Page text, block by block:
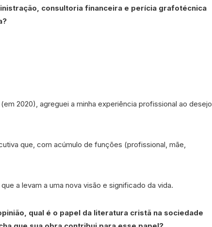
consultoria financeira e perícia grafotécnica
2020), agreguei a minha experiência profissional ao desejo
que, com acúmulo de funções (profissional, mãe,
a levam a uma nova visão e significado da vida.
qual é o papel da literatura cristã na sociedade